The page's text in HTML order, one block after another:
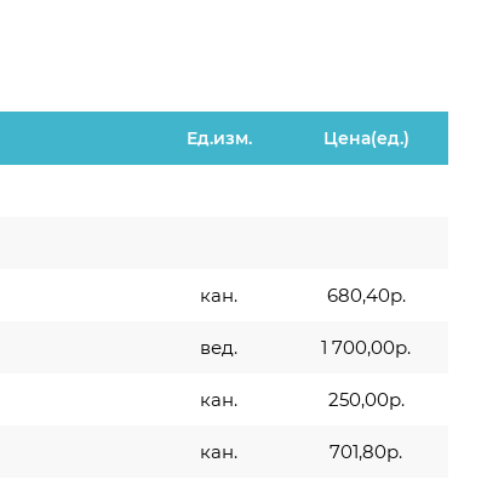
Ед.изм. Цена(ед.)
кан. 680,40р.
вед. 1 700,00р.
кан. 250,00р.
кан. 701,80р.